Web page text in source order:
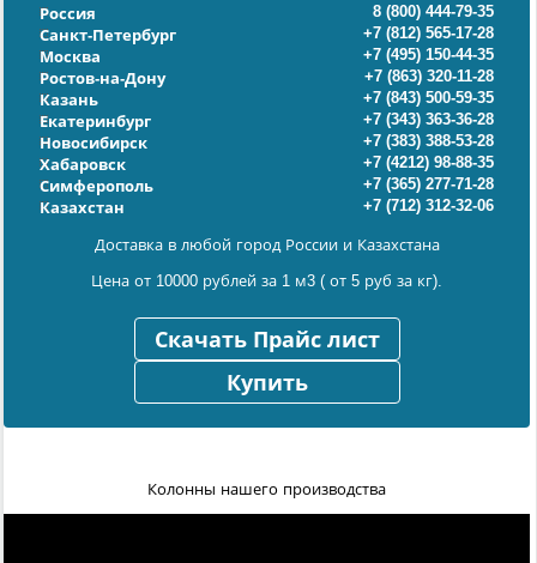
Россия
8 (800) 444-79-35
Санкт-Петербург
+7 (812) 565-17-28
Москва
+7 (495) 150-44-35
Ростов-на-Дону
+7 (863) 320-11-28
Казань
+7 (843) 500-59-35
Екатеринбург
+7 (343) 363-36-28
Новосибирск
+7 (383) 388-53-28
Хабаровск
+7 (4212) 98-88-35
Симферополь
+7 (365) 277-71-28
Казахстан
+7 (712) 312-32-06
Доставка в любой город России и Казахстана
Цена от 10000 рублей за 1 м3 ( от 5 руб за кг).
Скачать Прайс лист
Купить
Колонны нашего производства